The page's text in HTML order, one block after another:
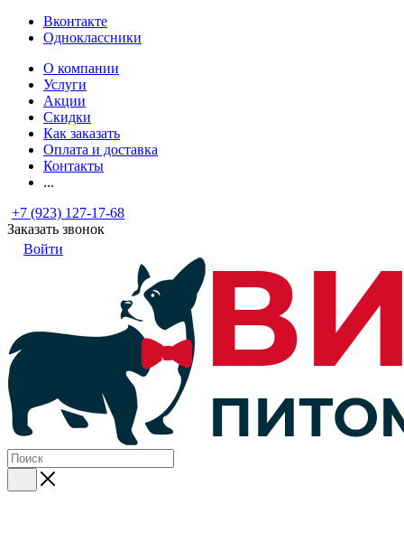
Вконтакте
Одноклассники
О компании
Услуги
Акции
Скидки
Как заказать
Оплата и доставка
Контакты
...
+7 (923) 127-17-68
Заказать звонок
Войти